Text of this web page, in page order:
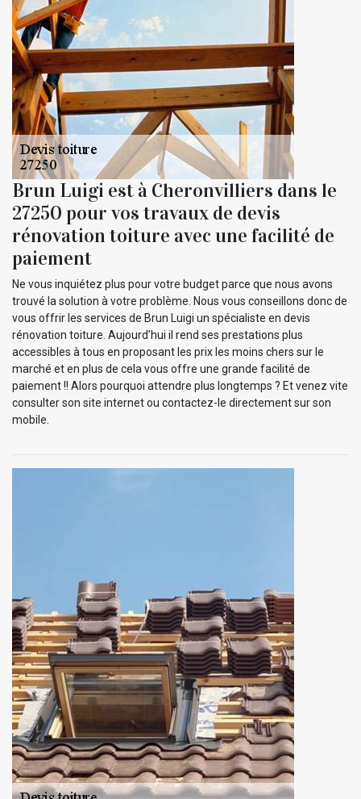
Brun Luigi est à Cheronvilliers dans le
27250 pour vos travaux de devis
rénovation toiture avec une facilité de
paiement
Ne vous inquiétez plus pour votre budget parce que nous avons
trouvé la solution à votre problème. Nous vous conseillons donc de
vous offrir les services de Brun Luigi un spécialiste en devis
rénovation toiture. Aujourd’hui il rend ses prestations plus
accessibles à tous en proposant les prix les moins chers sur le
marché et en plus de cela vous offre une grande facilité de
paiement !! Alors pourquoi attendre plus longtemps ? Et venez vite
consulter son site internet ou contactez-le directement sur son
mobile.